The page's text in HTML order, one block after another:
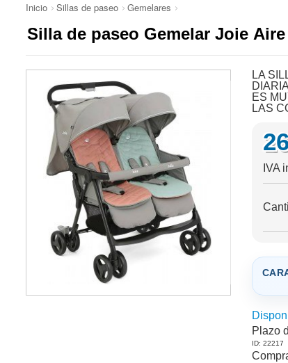
Inicio Sillas de paseo Gemelares
Silla de paseo Gemelar Joie
LA
ES
LAS
IVA
Plazo
ID: 22217